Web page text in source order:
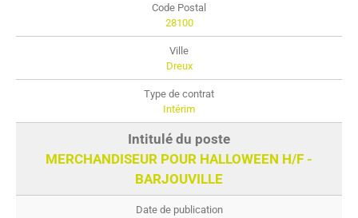
28100
Dreux
Intérim
MERCHANDISEUR POUR HALLOWEEN H/F -
BARJOUVILLE